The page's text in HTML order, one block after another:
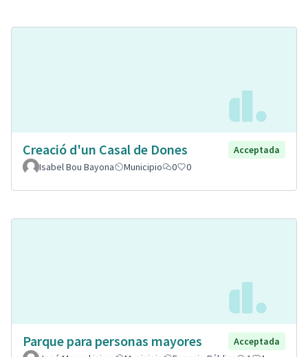
Creació d'un Casal de Dones
Acceptada
Isabel Bou Bayona
Municipio 0 0
Parque para personas mayores
Acceptada